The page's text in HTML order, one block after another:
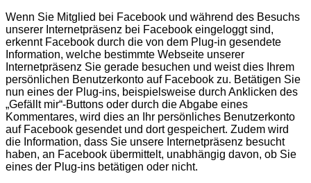
Wenn Sie Mitglied bei Facebook und während des Besuchs
unserer Internetpräsenz bei Facebook eingeloggt sind,
erkennt Facebook durch die von dem Plug-in gesendete
Information, welche bestimmte Webseite unserer
Internetpräsenz Sie gerade besuchen und weist dies Ihrem
persönlichen Benutzerkonto auf Facebook zu. Betätigen Sie
nun eines der Plug-ins, beispielsweise durch Anklicken des
„Gefällt mir“-Buttons oder durch die Abgabe eines
Kommentares, wird dies an Ihr persönliches Benutzerkonto
auf Facebook gesendet und dort gespeichert. Zudem wird
die Information, dass Sie unsere Internetpräsenz besucht
haben, an Facebook übermittelt, unabhängig davon, ob Sie
eines der Plug-ins betätigen oder nicht.